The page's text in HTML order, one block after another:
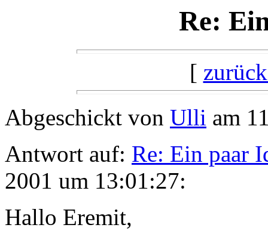
Re:
[
Abgeschickt von Ulli am
Antwort auf: Re: Ein paar
2001 um 13:01:27:
Hallo Eremit,